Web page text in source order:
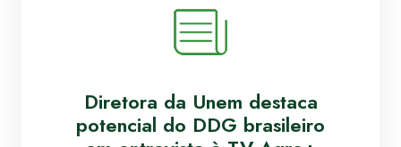
Diretora da Unem destaca
potencial do DDG brasileiro